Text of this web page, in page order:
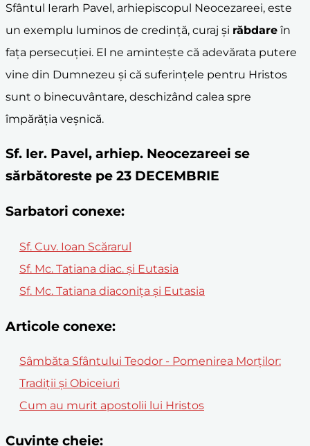
Sfântul Ierarh Pavel, arhiepiscopul Neocezareei, este
un exemplu luminos de credință, curaj și răbdare în
fața persecuției. El ne amintește că adevărata putere
vine din Dumnezeu și că suferințele pentru Hristos
sunt o binecuvântare, deschizând calea spre
împărăția veșnică.
Sf. Ier. Pavel, arhiep. Neocezareei se
sărbătoreste pe 23 DECEMBRIE
Sarbatori conexe:
Sf. Cuv. Ioan Scărarul
Sf. Mc. Tatiana diac. şi Eutasia
Sf. Mc. Tatiana diaconița și Eutasia
Articole conexe:
Sâmbăta Sfântului Teodor - Pomenirea Morților:
Tradiții și Obiceiuri
Cum au murit apostolii lui Hristos
Cuvinte cheie: